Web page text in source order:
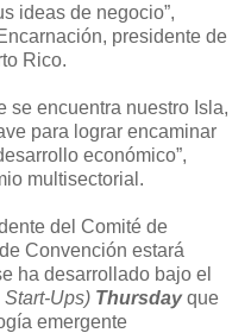
ideas de negocio”,
, presidente de
Rico.
se encuentra nuestro Isla,
para lograr encaminar
económico”,
multisectorial.
del Comité de
de Convención estará
ha desarroll ado bajo el
Ups) Thursdayque
emergente